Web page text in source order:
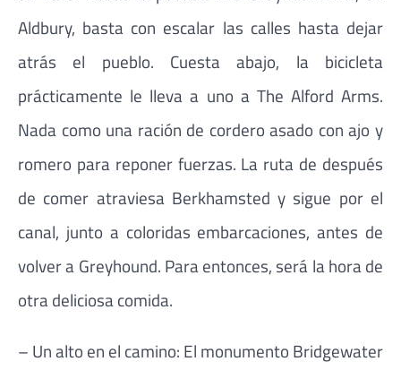
Aldbury, basta con escalar las calles hasta dejar
atrás el pueblo. Cuesta abajo, la bicicleta
prácticamente le lleva a uno a The Alford Arms.
Nada como una ración de cordero asado con ajo y
romero para reponer fuerzas. La ruta de después
de comer atraviesa Berkhamsted y sigue por el
canal, junto a coloridas embarcaciones, antes de
volver a Greyhound. Para entonces, será la hora de
otra deliciosa comida.
– Un alto en el camino: El monumento Bridgewater